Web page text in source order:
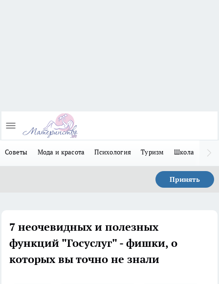
Советы Мода и красота Психология Туризм Школа
Принять
7 неочевидных и полезных
функций "Госуслуг" - фишки, о
которых вы точно не знали